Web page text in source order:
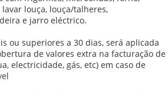
louça, louça/talheres,
e jarro eléctrico.
ou superiores a 30 dias, será aplicada
de valores extra na facturação de
electricidade, gás, etc) em caso de